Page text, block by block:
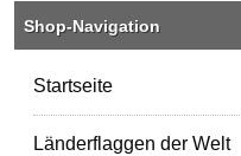
Shop-Navigation
Startseite
Länderflaggen der Welt